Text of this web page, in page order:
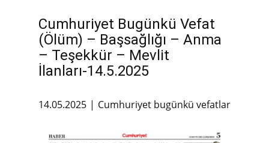
Cumhuriyet Bugünkü Vefat
(Ölüm) – Başsağlığı – Anma
– Teşekkür – Mevlit
İlanları-14.5.2025
14.05.2025 Cumhuriyet bugünkü vefatlar